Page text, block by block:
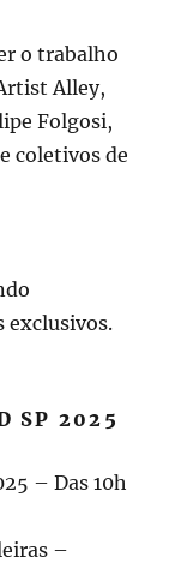
o trabalho
Alley,
Folgosi,
coletivos de
exclusivos.
SP 2025
– Das 10h
–